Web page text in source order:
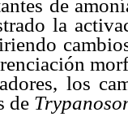
de
la
los
de